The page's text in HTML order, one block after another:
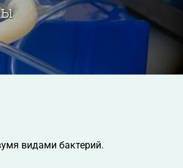
видами бактерий.